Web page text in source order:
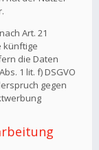
Art. 21
künftige
die Daten
1 lit. f) DSGVO
gegen